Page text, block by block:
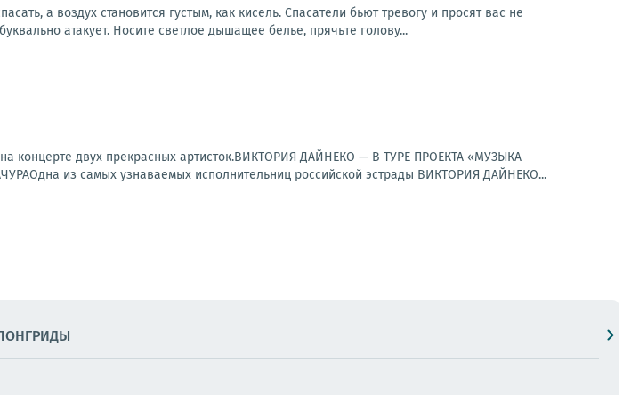
а воздух становится густым, как кисель. Спасатели бьют тревогу и просят вас не
атакует. Носите светлое дышащее белье, прячьте голову...
концерте двух прекрасных артисток.ВИКТОРИЯ ДАЙНЕКО — В ТУРЕ ПРОЕКТА «МУЗЫКА
из самых узнаваемых исполнительниц российской эстрады ВИКТОРИЯ ДАЙНЕКО...